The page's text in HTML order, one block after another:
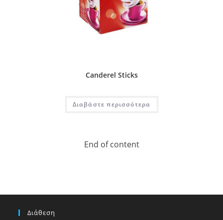
Canderel Sticks
Διαβάστε περισσότερα
End of content
Διάθεση